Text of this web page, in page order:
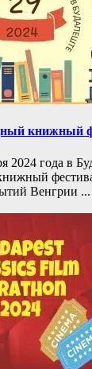
книжный
2024 года в
Венгрии ...